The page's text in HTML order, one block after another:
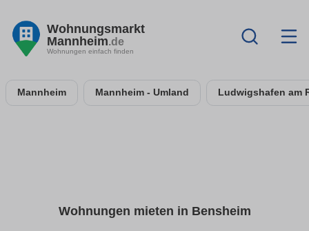
Wohnungsmarkt
Mannheim.de
Wohnungen einfach finden
Mannheim Mannheim - Umland Ludwigshafen am
Wohnungen mieten in Bensheim